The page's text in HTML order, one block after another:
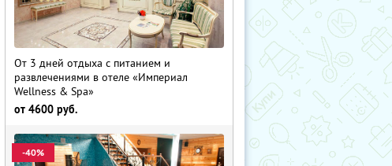
От 3 дней отдыха с питанием и
развлечениями в отеле «Империал
Wellness & Spa»
от 4600 руб.
-40%